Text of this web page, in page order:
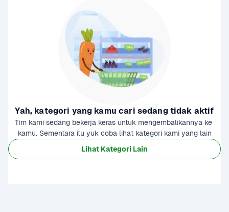
Yah, kategori yang kamu cari sedang tidak aktif
Tim kami sedang bekerja keras untuk mengembalikannya ke
kamu. Sementara itu yuk coba lihat kategori kami yang lain
Lihat Kategori Lain